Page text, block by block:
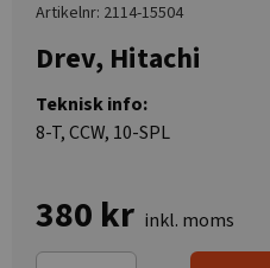
Artikelnr: 2114-15504
Drev, Hitachi
Teknisk info:
8-T, CCW, 10-SPL
380 kr inkl. moms